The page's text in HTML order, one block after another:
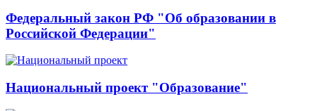
Федеральный закон РФ "Об образовании в
Российской Федерации"
Национальный проект "Образование"